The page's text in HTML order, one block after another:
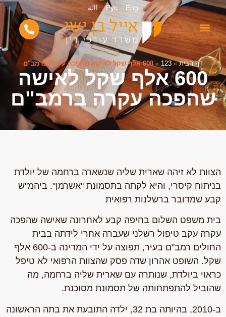
Eng
Рус االة
דף הבית»
123
»600 אלף שקל לאישה שהפכה עקרה ברמב"ם
600 אלף שקל לאישה
שהפכה עקרה ברמב"ם
הצוות לא זיהה שארית שליה שנשארה ברחמה של יולדת
בניתוח קיסרי, והיא לקתה בתסמונת "אשרמן". ביהמ"ש
קבע שמדובר ברשלנות רפואית
בית משפט השלום בחיפה קבע לאחרונה שאישה שהפכה
עקרה עקב טיפול רשלני שעברה אחרי לידתה בבית
החולים רמב"ם בעיר, תפוצה על ידי המדינה ב-600 אלף
שקל. השופט אהרון שדה פסק שהצוות הרפואי לא טיפל
כראוי ביולדת, שנותרה עם שארית שליה ברחמה, מה
שהוביל להתפתחותה של תסמונת מסוכנת.
ב-2010, בהיותה בת 32, ילדה התובעת את בתה הראשונה